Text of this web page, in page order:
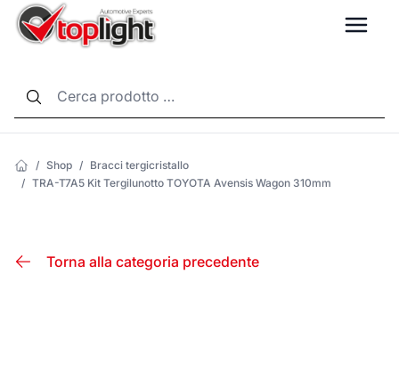
/ Shop / Bracci tergicristallo
/ TRA-T7A5 Kit Tergilunotto TOYOTA Avensis Wagon 310mm
Torna alla categoria precedente